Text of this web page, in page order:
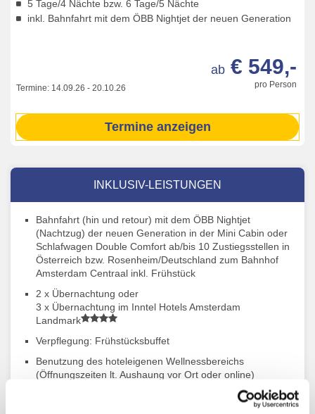
5 Tage/4 Nächte bzw. 6 Tage/5 Nächte
inkl. Bahnfahrt mit dem ÖBB Nightjet der neuen Generation
Termine: 14.09.26 - 20.10.26 pro Person
ab € 549,-
Termine anzeigen
INKLUSIV-LEISTUNGEN
Bahnfahrt (hin und retour) mit dem ÖBB Nightjet
(Nachtzug) der neuen Generation in der Mini Cabin oder
Schlafwagen Double Comfort ab/bis 10 Zustiegsstellen in
Österreich bzw. Rosenheim/Deutschland zum Bahnhof
Amsterdam Centraal inkl. Frühstück
2 x Übernachtung oder
3 x Übernachtung im Inntel Hotels Amsterdam
Landmark
Verpflegung: Frühstücksbuffet
Benutzung des hoteleigenen Wellnessbereichs
(Öffnungszeiten lt. Aushaung vor Ort oder online)